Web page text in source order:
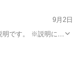
9月2日
明です。 ※説明に書